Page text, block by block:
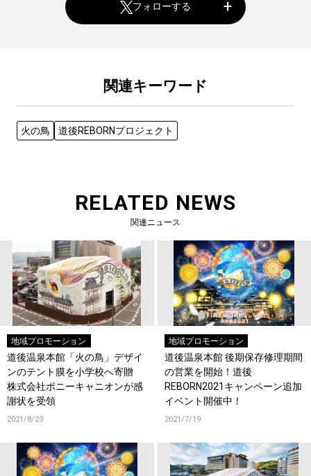
フォローする
関連キーワード
火の鳥 道後REBORNプロジェクト
RELATED NEWS
関連ニュース
地域プロモーション
道後温泉本館「火の鳥」デザイ
ンのテント膜を小学校へ寄贈
株式会社ポニーキャニオンが感
謝状を受領
2021/8/23
地域プロモーション
道後温泉本館 後期保存修理期間
の営業を開始！道後
REBORN2021キャンペーン追加
イベント開催中！
2021/7/19